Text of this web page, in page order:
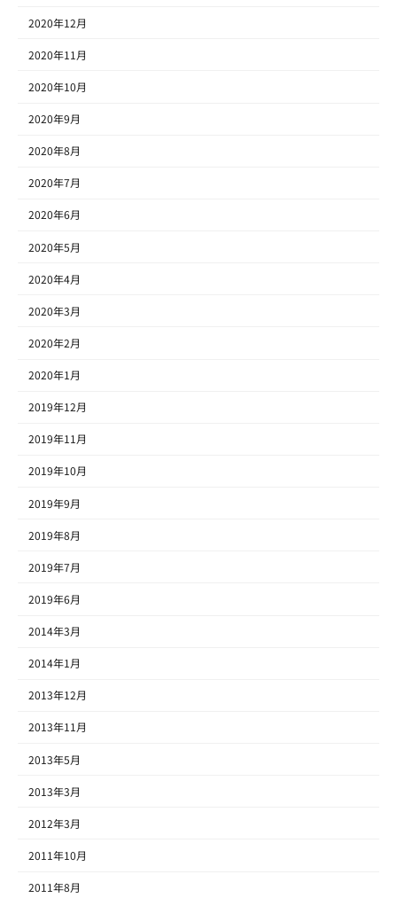
2020年12月
2020年11月
2020年10月
2020年9月
2020年8月
2020年7月
2020年6月
2020年5月
2020年4月
2020年3月
2020年2月
2020年1月
2019年12月
2019年11月
2019年10月
2019年9月
2019年8月
2019年7月
2019年6月
2014年3月
2014年1月
2013年12月
2013年11月
2013年5月
2013年3月
2012年3月
2011年10月
2011年8月